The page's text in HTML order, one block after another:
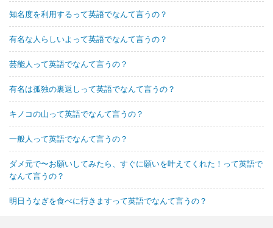
知名度を利用するって英語でなんて言うの？
有名な人らしいよって英語でなんて言うの？
芸能人って英語でなんて言うの？
有名は孤独の裏返しって英語でなんて言うの？
キノコの山って英語でなんて言うの？
一般人って英語でなんて言うの？
ダメ元で〜お願いしてみたら、すぐに願いを叶えてくれた！って英語で
なんて言うの？
明日うなぎを食べに行きますって英語でなんて言うの？